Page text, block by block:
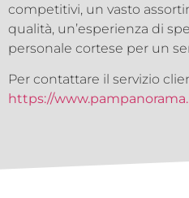
competitivi, un vasto
qualità, un’esperienza di
personale cortese per un
Per contattare il servizio
https://